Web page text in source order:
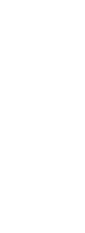
克斯的同名小说。
于是她前往加拿